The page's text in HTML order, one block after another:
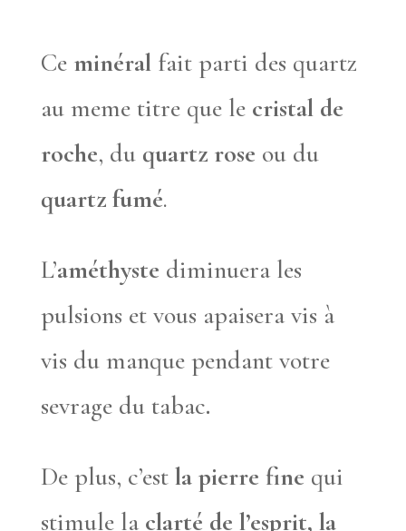
Ce minéralfait parti des quartz
au meme titre que le cristal de
roche, du quartz rose ou du
quartz fumé.
L’améthyste diminuera les
pulsions et vous apaisera vis à
vis du manque pendant votre
sevrage du tabac.
De plus, c’estla pierre fine qui
stimule la clarté de l’esprit, la